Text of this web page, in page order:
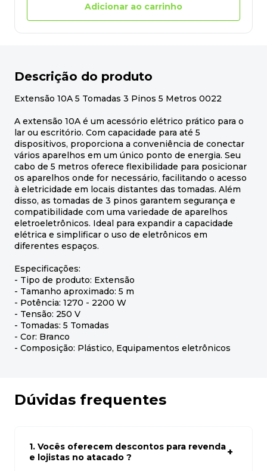
Adicionar ao carrinho
Descrição do produto
Extensão 10A 5 Tomadas 3 Pinos 5 Metros 0022
A extensão 10A é um acessório elétrico prático para o
lar ou escritório. Com capacidade para até 5
dispositivos, proporciona a conveniência de conectar
vários aparelhos em um único ponto de energia. Seu
cabo de 5 metros oferece flexibilidade para posicionar
os aparelhos onde for necessário, facilitando o acesso
à eletricidade em locais distantes das tomadas. Além
disso, as tomadas de 3 pinos garantem segurança e
compatibilidade com uma variedade de aparelhos
eletroeletrônicos. Ideal para expandir a capacidade
elétrica e simplificar o uso de eletrônicos em
diferentes espaços.
Especificações:
- Tipo de produto: Extensão
- Tamanho aproximado: 5 m
- Potência: 1270 - 2200 W
- Tensão: 250 V
- Tomadas: 5 Tomadas
- Cor: Branco
- Composição: Plástico, Equipamentos eletrônicos
Dúvidas frequentes
1. Vocês oferecem descontos para revenda
e lojistas no atacado ?